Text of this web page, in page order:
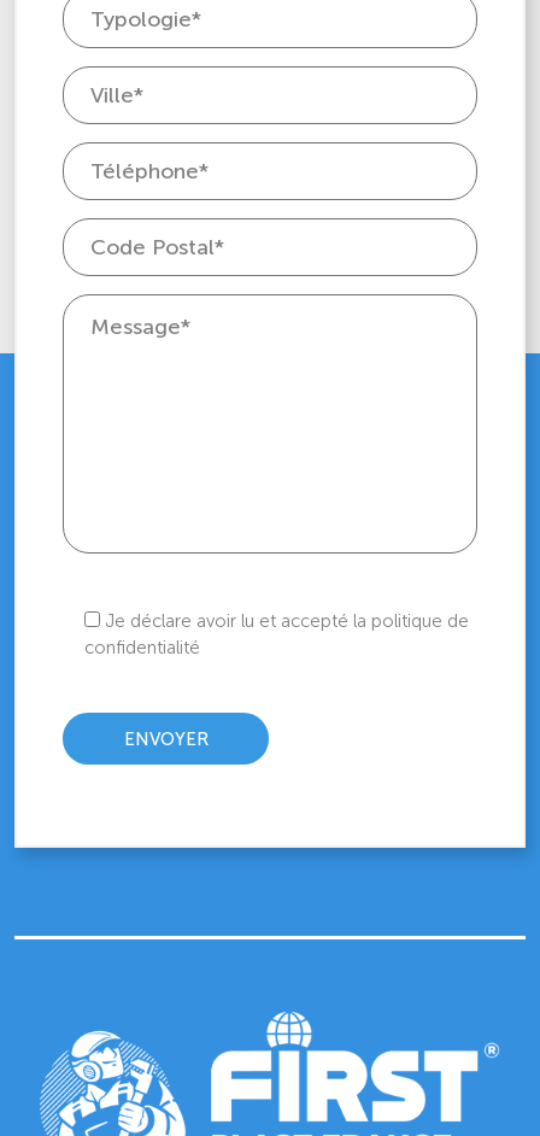
Je déclare avoir lu et accepté la politique de
confidentialité